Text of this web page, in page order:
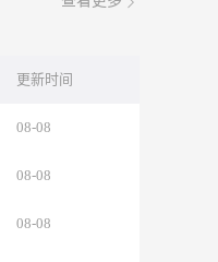
更新时间
08-08
08-08
08-08